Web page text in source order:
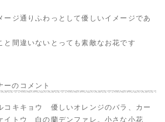
ージ通りふわっとして優しいイメージであ
と間違いないとっても素敵なお花です
ーのコメント
キキョウ 優しいオレンジのバラ、カー
トウ 白の蘭デンファレ。小さな小花